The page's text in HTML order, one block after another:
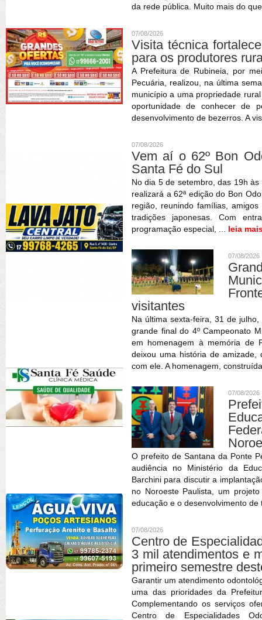
da rede pública. Muito mais do
07/08/2026
Visita técnica
para os produtores
A Prefeitura de Rubineia, por
Pecuária, realizou, na última
município a uma propriedade
oportunidade de conhecer de
desenvolvimento de bezerros. A
07/08/2026
Vem aí o 62º Bon
Santa Fé do Sul
No dia 5 de setembro, das 19h
realizará a 62ª edição do Bon
região, reunindo famílias,
tradições japonesas. Com
programação especial, ... leia
07/08/2026
visitantes
Na última sexta-feira, 31 de
grande final do 4º Campeonato
em homenagem à memória de
deixou uma história de
com ele. A homenagem,
07/08/2026
O prefeito de Santana da Ponte
audiência no Ministério da
Barchini para discutir a
no Noroeste Paulista, um
educação e o desenvolvimento
07/08/2026
Centro de
3 mil atendimentos e
primeiro semestre
Garantir um atendimento
uma das prioridades da
Complementando os serviços
Centro de Especialidades